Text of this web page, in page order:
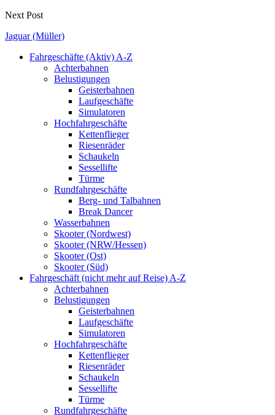
Next Post
Jaguar (Müller)
Fahrgeschäfte (Aktiv) A-Z
Achterbahnen
Belustigungen
Geisterbahnen
Laufgeschäfte
Simulatoren
Hochfahrgeschäfte
Kettenflieger
Riesenräder
Schaukeln
Sessellifte
Türme
Rundfahrgeschäfte
Berg- und Talbahnen
Break Dancer
Wasserbahnen
Skooter (Nordwest)
Skooter (NRW/Hessen)
Skooter (Ost)
Skooter (Süd)
Fahrgeschäft (nicht mehr auf Reise) A-Z
Achterbahnen
Belustigungen
Geisterbahnen
Laufgeschäfte
Simulatoren
Hochfahrgeschäfte
Kettenflieger
Riesenräder
Schaukeln
Sessellifte
Türme
Rundfahrgeschäfte